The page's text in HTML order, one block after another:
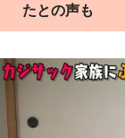
たとの声も